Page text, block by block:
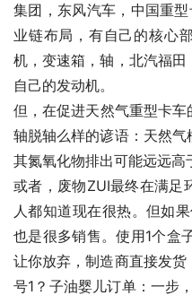
集团，东风汽车，中国重
业链布局，有自己的核心
机，变速箱，轴，北汽福
自己的发动机。
但，在促进天然气重型卡
轴脱轴么样的谚语：天然气
其氮氧化物排出可能远远高
或者，废物ZUI最终在满足
人都知道现在很热。但如
也是很多销售。使用1个盒
让你放弃，制造商直接发
号1？子油婴儿订单：一步